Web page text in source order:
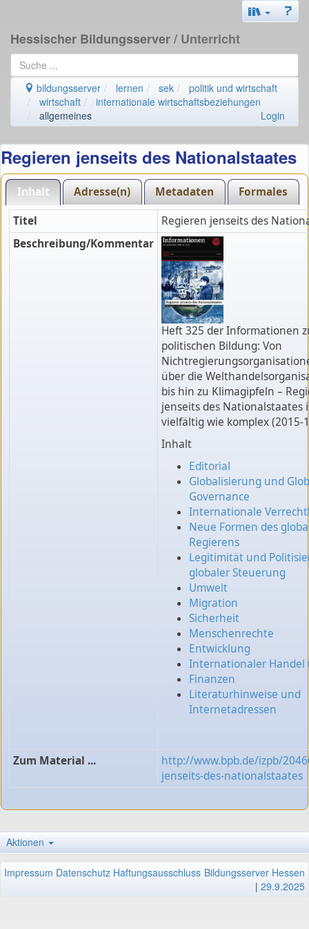
Hessischer Bildungsserver/ Unterricht
bildungsserver lernen sek
politik und wirtschaft
wirtschaft
internationale wirtschaftsbeziehungen
allgemeines
Login
Regieren jenseits des Nationalstaates
Inhalt Adresse(n) Metadaten Formales
Titel
Regieren jenseits des
Beschreibung/Kommentar
Heft 325 der Informationen
politischen Bildung: Von
über die
bis hin zu Klimagipfeln –
jenseits des Nationalstaates
vielfältig wie komplex (2015-
Inhalt
Editorial
Globalisierung und
Governance
Internationale
Neue Formen des
Regierens
Legitimität und
globaler Steuerung
Umwelt
Migration
Sicherheit
Menschenrechte
Entwicklung
Internationaler Handel
Finanzen
Literaturhinweise und
Internetadressen
Zum Material ...
http://www.bpb.de/izpb/
jenseits-des-nationalstaates
Aktionen
Impressum Datenschutz Haftungsausschluss Bildungsserver Hessen
| 29.9.2025